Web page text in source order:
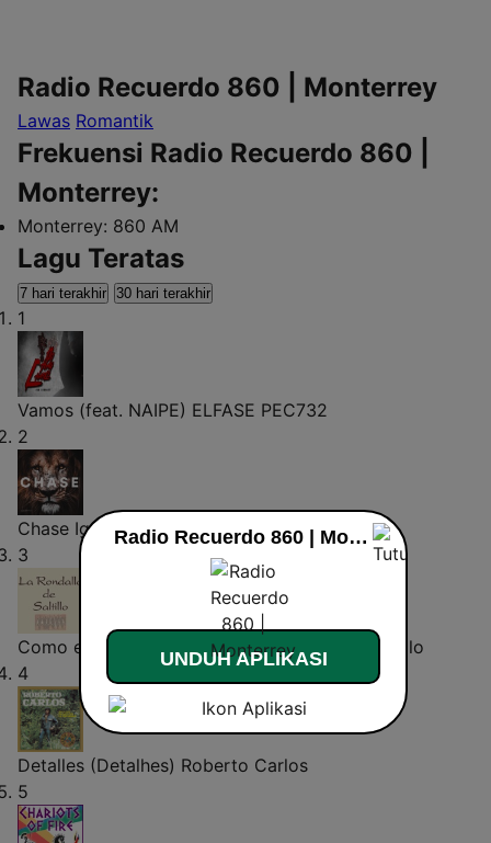
Radio Recuerdo 860 | Monterrey
Lawas Romantik
Frekuensi Radio Recuerdo 860 |
Monterrey:
Monterrey: 860 AM
Lagu Teratas
7 hari terakhir 30 hari terakhir
1
Vamos (feat. NAIPE) ELFASE PEC732
2
Chase Igor Khainskyi
3
Como el Álamo al Camino La Rondalla de Saltillo
4
Detalles (Detalhes) Roberto Carlos
5
Radio Recuerdo 860 | Monterrey live
UNDUH APLIKASI